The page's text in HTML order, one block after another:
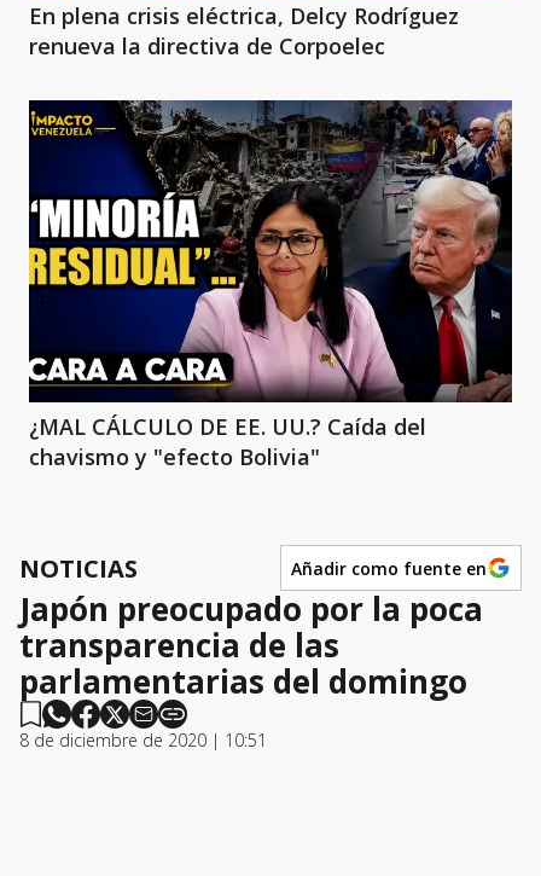
En plena crisis eléctrica, Delcy Rodríguez
renueva la directiva de Corpoelec
¿MAL CÁLCULO DE EE. UU.? Caída del
chavismo y "efecto Bolivia"
NOTICIAS Añadir como fuente en
Japón preocupado por la poca
transparencia de las
parlamentarias del domingo
8 de diciembre de 2020 | 10:51